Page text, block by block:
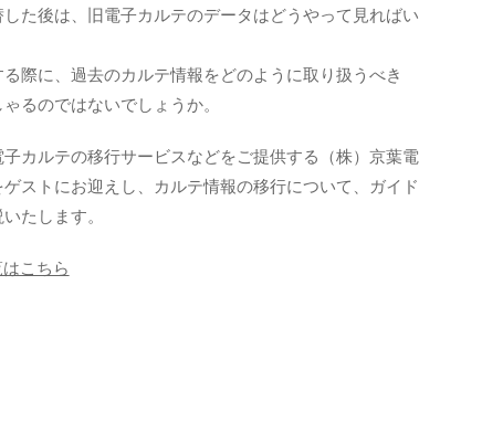
した後は、旧電子カルテのデータはどうやって見ればい
際に、過去のカルテ情報をどのように取り扱うべき
るのではないでしょうか。
カルテの移行サービスなどをご提供する（株）京葉電
ストにお迎えし、カルテ情報の移行について、ガイド
たします。
こちら